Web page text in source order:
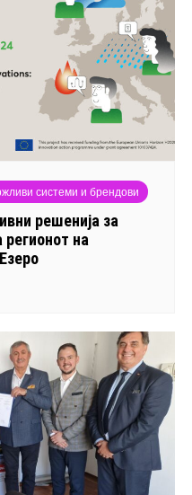
системи и брендови
решенија за
на